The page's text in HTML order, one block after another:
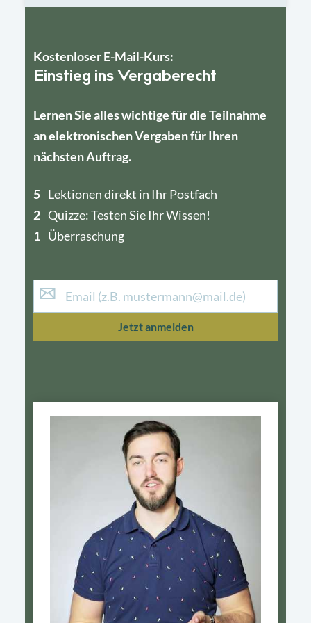
Kostenloser E-Mail-Kurs:
Einstieg ins Vergaberecht
Lernen Sie alles wichtige für die Teilnahme
an elektronischen Vergaben für Ihren
nächsten Auftrag.
5 Lektionen direkt in Ihr Postfach
2 Quizze: Testen Sie Ihr Wissen!
1 Überraschung
4
1
Jetzt anmelden